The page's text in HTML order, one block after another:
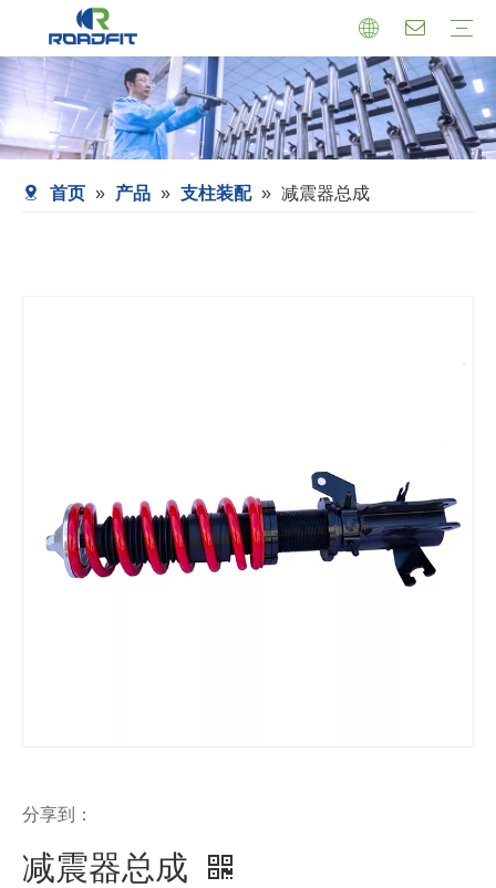
首页 » 产品 » 支柱装配 » 减震器总成
分享到：
减震器总成